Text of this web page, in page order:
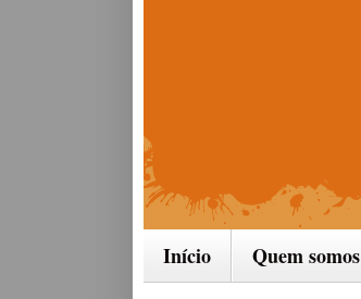
Início Quem somos